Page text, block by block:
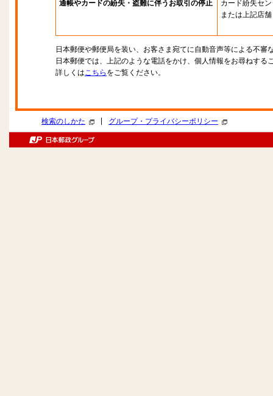
通帳やカードの紛失・盗難に伴うお取引の停止
カード紛失セ
または上記店舗
日本郵便や郵便局を装い、お客さま宛てに自動音声等による不審
日本郵便では、上記のような電話をかけ、個人情報をお尋ねする
詳しくはこちら をご覧ください。
検索のしかた グループ・プライバシーポリシー